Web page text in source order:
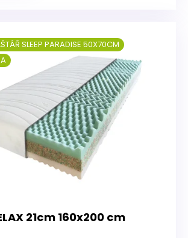
21cm 160x200 cm
SLEEP PARADISE 50X70CM